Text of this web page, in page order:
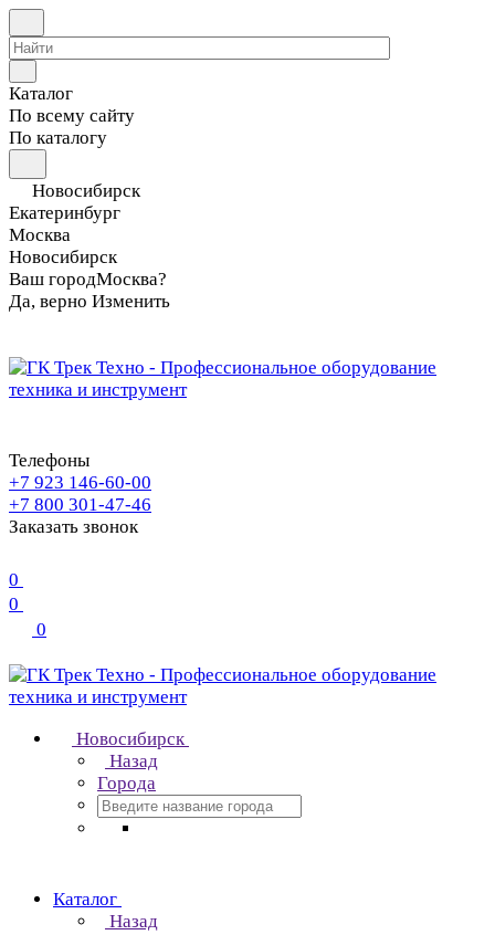
Каталог
По всему сайту
По каталогу
Новосибирск
Екатеринбург
Москва
Новосибирск
Ваш городМосква?
Да, верно Изменить
Телефоны
+7 923 146-60-00
+7 800 301-47-46
Заказать звонок
0
0
0
Новосибирск
Назад
Города
Каталог
Назад